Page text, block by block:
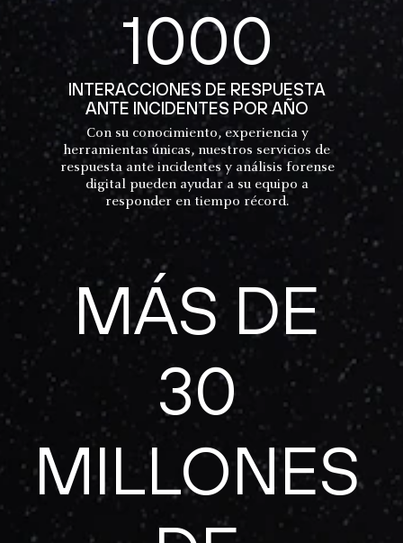
1000
INTERACCIONES DE RESPUESTA
ANTE INCIDENTES POR AÑO
Con su conocimiento, experiencia y
herramientas únicas, nuestros servicios de
respuesta ante incidentes y análisis forense
digital pueden ayudar a su equipo a
responder en tiempo récord.
MÁS DE
30
MILLONES